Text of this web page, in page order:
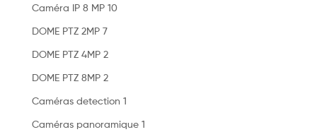
Caméra IP 8 MP 10
DOME PTZ 2MP 7
DOME PTZ 4MP 2
DOME PTZ 8MP 2
Caméras detection 1
Caméras panoramique 1